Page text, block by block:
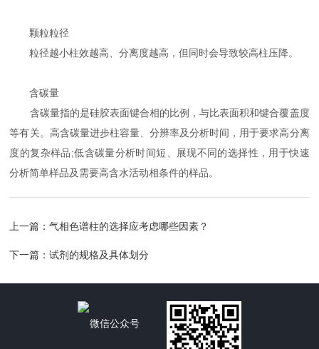
颗粒粒径
粒径越小柱效越高、分离度越高，但同时会导致较高柱压降。
含碳量
含碳量指的是硅胶表面键合相的比例，与比表面积和键合覆盖度
等有关。高含碳量进步柱容量、分辨率及分析时间，用于要求高分离
度的复杂样品;低含碳量分析时间短、展现不同的选择性，用于快速
分析简单样品及需要高含水活动相条件的样品。
上一篇：气相色谱柱的选择应考虑哪些因素？
下一篇：试剂的规格及具体划分
微信公众号